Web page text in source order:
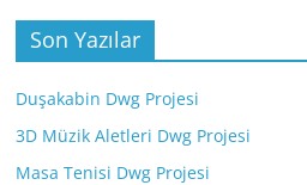
Son Yazılar
Duşakabin Dwg Projesi
3D Müzik Aletleri Dwg Projesi
Masa Tenisi Dwg Projesi